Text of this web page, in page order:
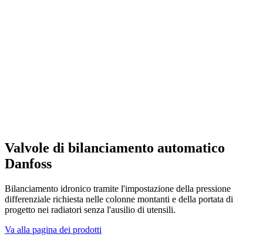
Valvole di bilanciamento automatico
Danfoss
Bilanciamento idronico tramite l'impostazione della pressione
differenziale richiesta nelle colonne montanti e della portata di
progetto nei radiatori senza l'ausilio di utensili.
Va alla pagina dei prodotti